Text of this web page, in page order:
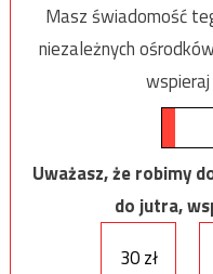
Masz świadomość
niezależnych
Uważasz, że robimy
do jutra,
30 zł